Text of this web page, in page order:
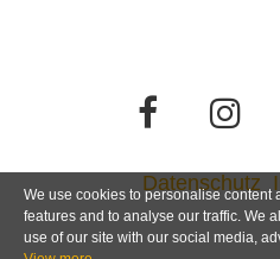
Datenschutz
We use cookies to personalise content
features and to analyse our traffic. We
use of our site with our social media,